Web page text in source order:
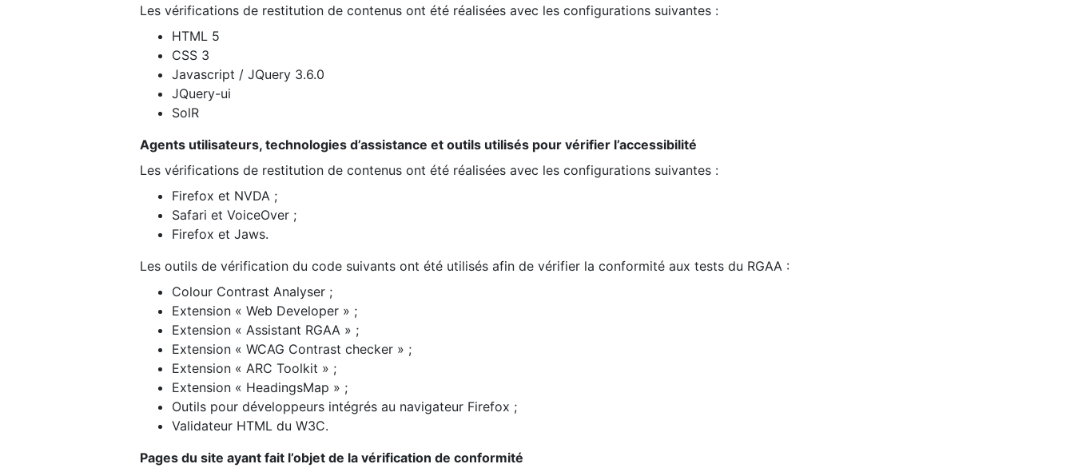
Les vérifications de restitution de contenus ont été réalisées avec les configurations suivantes :
HTML 5
CSS 3
Javascript / JQuery 3.6.0
JQuery-ui
SolR
Agents utilisateurs, technologies d’assistance et outils utilisés pour vérifier l’accessibilité
Les vérifications de restitution de contenus ont été réalisées avec les configurations suivantes :
Firefox et NVDA ;
Safari et VoiceOver ;
Firefox et Jaws.
Les outils de vérification du code suivants ont été utilisés afin de vérifier la conformité aux tests du RGAA :
Colour Contrast Analyser ;
Extension « Web Developer » ;
Extension « Assistant RGAA » ;
Extension « WCAG Contrast checker » ;
Extension « ARC Toolkit » ;
Extension « HeadingsMap » ;
Outils pour développeurs intégrés au navigateur Firefox ;
Validateur HTML du W3C.
Pages du site ayant fait l’objet de la vérification de conformité